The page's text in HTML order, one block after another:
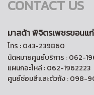
CONTACT US
มาสด้า พิจิตรเพชรขอนแ
โทร : 043-239860
นัดหมายศูนย์บริการ : 062-
แผนกอะไหล่ : 062-1962223
ศูนย์ซ่อมสีและตัวถัง : 098-